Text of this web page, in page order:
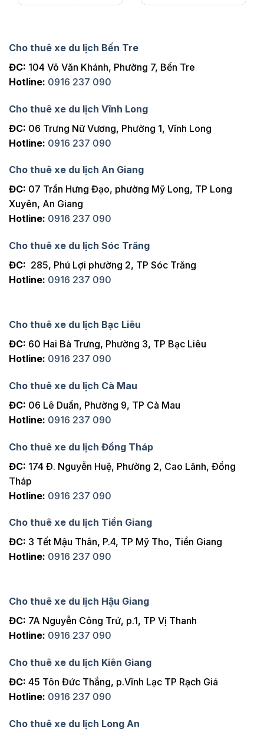
Cho thuê xe du lịch Bến Tre
ĐC: 104 Võ Văn Khánh, Phường 7, Bến Tre
Hotline: 0916 237 090
Cho thuê xe du lịch Vĩnh Long
ĐC: 06 Trưng Nữ Vương, Phường 1, Vĩnh Long
Hotline: 0916 237 090
Cho thuê xe du lịch An Giang
ĐC: 07 Trần Hưng Đạo, phường Mỹ Long, TP Long
Xuyên, An Giang
Hotline: 0916 237 090
Cho thuê xe du lịch Sóc Trăng
ĐC: 285, Phú Lợi phường 2, TP Sóc Trăng
Hotline: 0916 237 090
Cho thuê xe du lịch Bạc Liêu
ĐC: 60 Hai Bà Trưng, Phường 3, TP Bạc Liêu
Hotline: 0916 237 090
Cho thuê xe du lịch Cà Mau
ĐC: 06 Lê Duẩn, Phường 9, TP Cà Mau
Hotline: 0916 237 090
Cho thuê xe du lịch Đồng Tháp
ĐC: 174 Đ. Nguyễn Huệ, Phường 2, Cao Lãnh, Đồng
Tháp
Hotline: 0916 237 090
Cho thuê xe du lịch Tiền Giang
ĐC: 3 Tết Mậu Thân, P.4, TP Mỹ Tho, Tiền Giang
Hotline: 0916 237 090
Cho thuê xe du lịch Hậu Giang
ĐC: 7A Nguyễn Công Trứ, p.1, TP Vị Thanh
Hotline: 0916 237 090
Cho thuê xe du lịch Kiên Giang
ĐC: 45 Tôn Đức Thắng, p.Vĩnh Lạc TP Rạch Giá
Hotline: 0916 237 090
Cho thuê xe du lịch Long An